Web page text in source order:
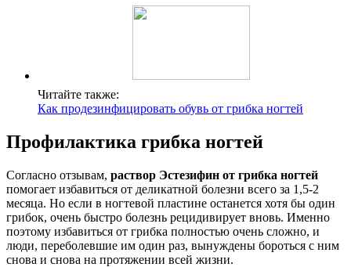
Читайте также:
Как продезинфицировать обувь от грибка ногтей
Профилактика грибка ногтей
Согласно отзывам, раствор Эстезифин от грибка ногтей
помогает избавиться от деликатной болезни всего за 1,5-2
месяца. Но если в ногтевой пластине останется хотя бы один
грибок, очень быстро болезнь рецидивирует вновь. Именно
поэтому избавиться от грибка полностью очень сложно, и
люди, переболевшие им один раз, вынуждены бороться с ним
снова и снова на протяжении всей жизни.